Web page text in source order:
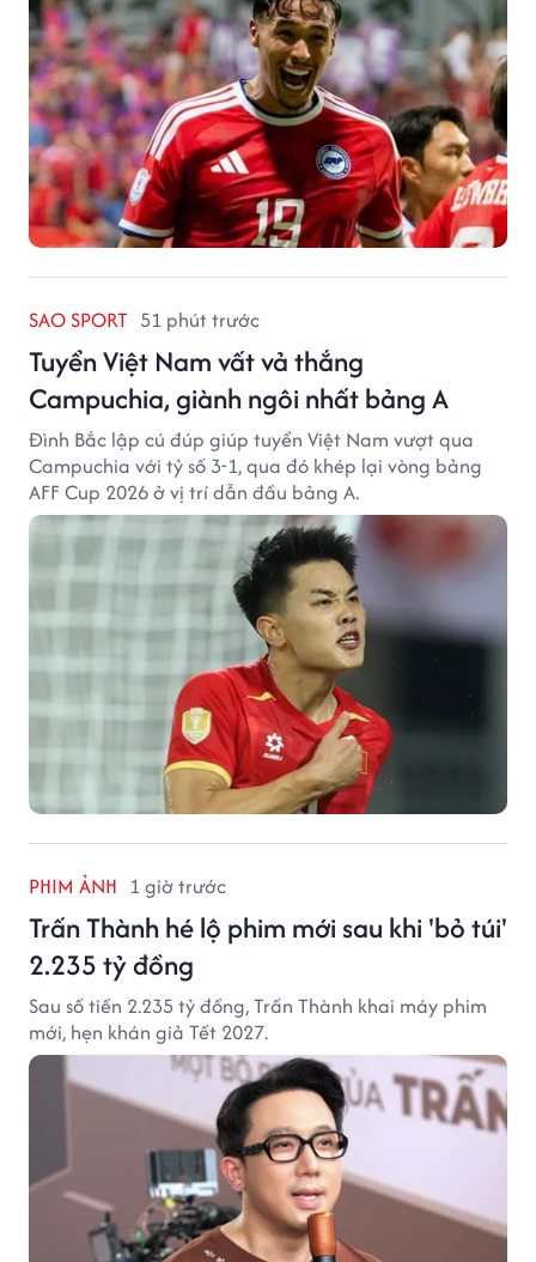
SAO SPORT 51 phút trước
Tuyển Việt Nam vất vả thắng
Campuchia, giành ngôi nhất bảng A
Đình Bắc lập cú đúp giúp tuyển Việt Nam vượt qua
Campuchia với tỷ số 3-1, qua đó khép lại vòng bảng
AFF Cup 2026 ở vị trí dẫn đầu bảng A.
PHIM ẢNH 1 giờ trước
Trấn Thành hé lộ phim mới sau khi 'bỏ túi'
2.235 tỷ đồng
Sau số tiền 2.235 tỷ đồng, Trấn Thành khai máy phim
mới, hẹn khán giả Tết 2027.